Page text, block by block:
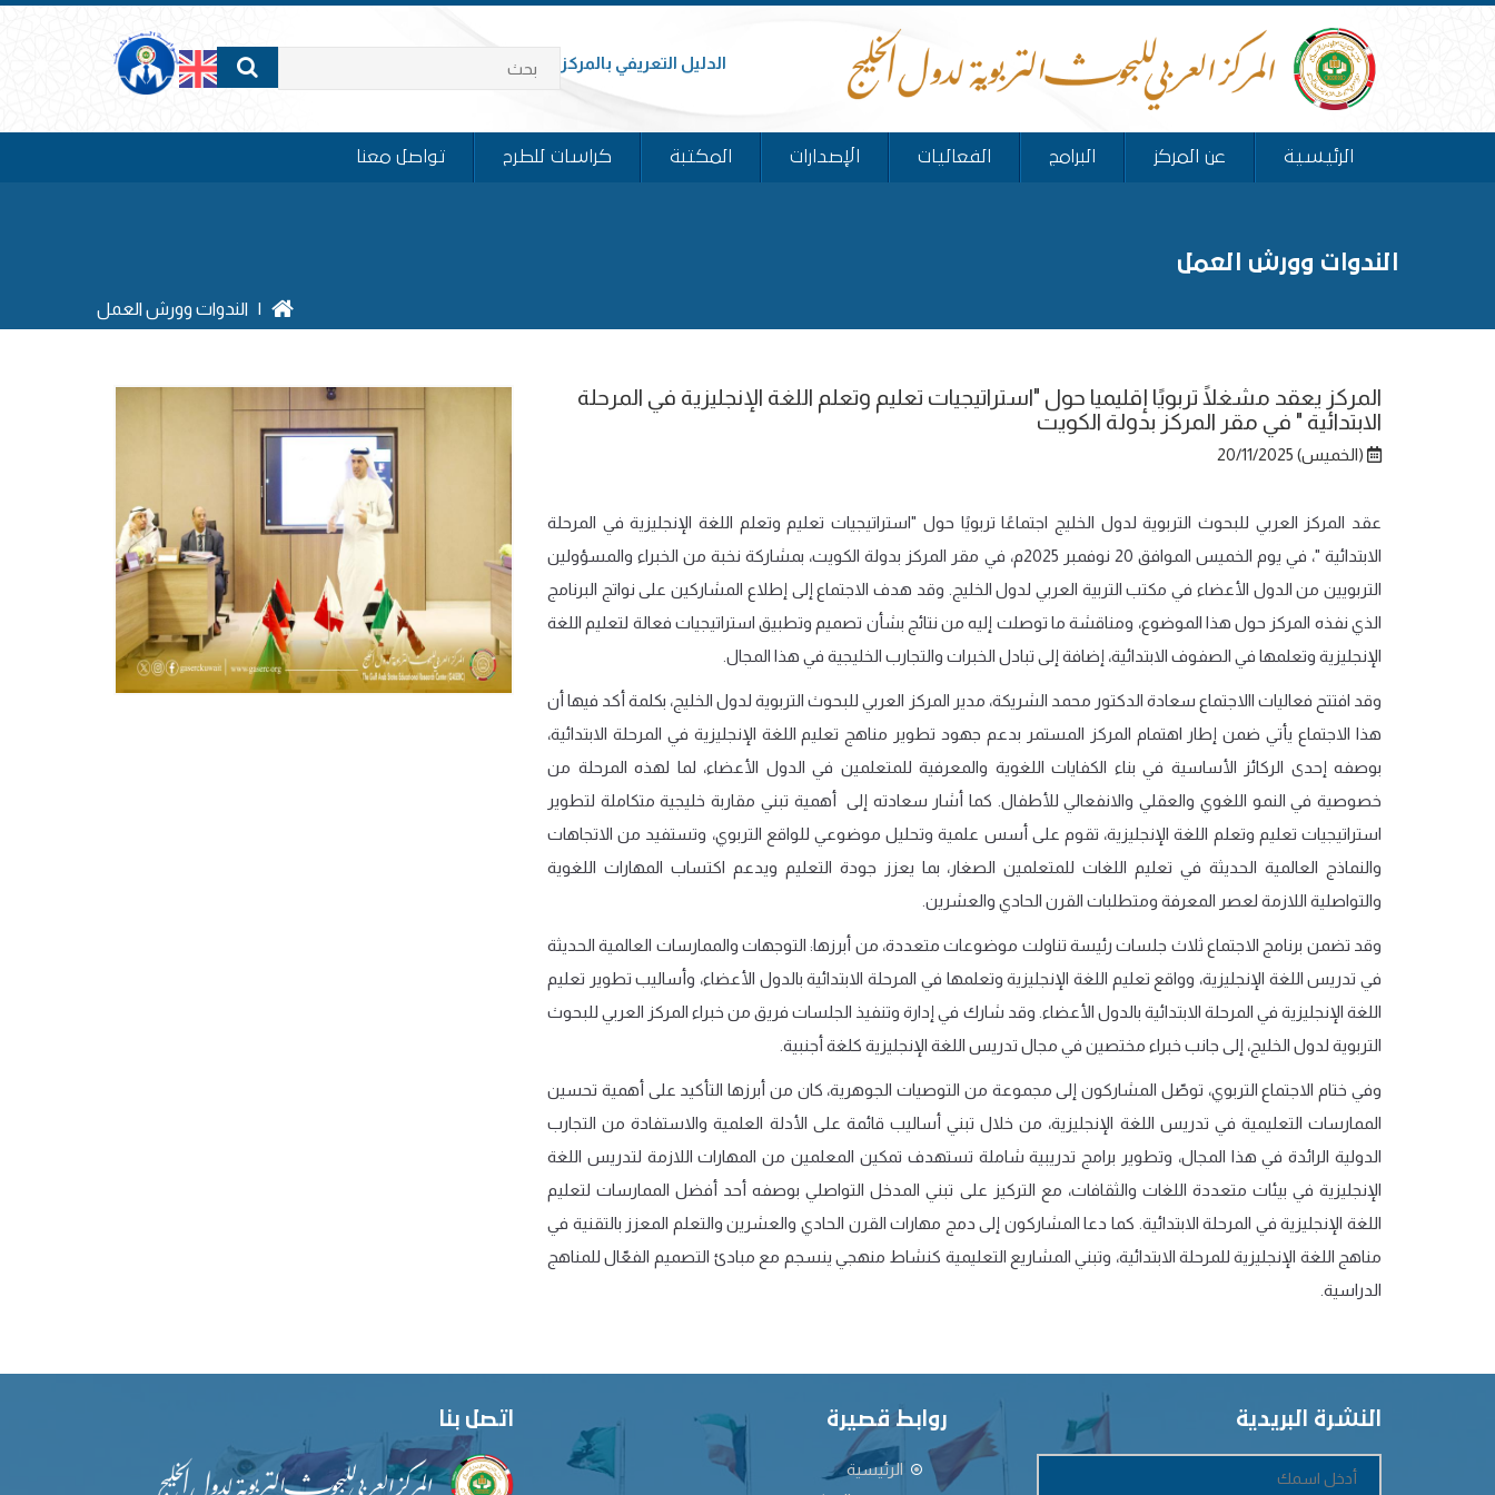
الدليل التعريفي بالمركز
الرئيسية عن المركز البرامج الفعاليات الإصدارات المكتبة كراسات للطرح تواصل معنا
الندوات وورش العمل
| الندوات وورش العمل
المركز يعقد مشغلًا تربويًا إقليميا حول "استراتيجيات تعليم وتعلم اللغة الإنجليزية في المرحلة
الابتدائية " في مقر المركز بدولة الكويت
(الخميس) 20/11/2025
عقد المركز العربي للبحوث التربوية لدول الخليج اجتماعًا تربويًا حول "استراتيجيات تعليم وتعلم اللغة الإنجليزية في المرحلة
الابتدائية "، في يوم الخميس الموافق 20 نوفمبر 2025م، في مقر المركز بدولة الكويت،
بمشاركة نخبة من الخبراء والمسؤولين
التربويين من الدول الأعضاء في مكتب التربية العربي لدول الخليج. وقد هدف الاجتماع إلى إطلاع المشاركين على نواتج البرنامج
الذي نفذه المركز حول هذا الموضوع، ومناقشة ما توصلت إليه من نتائج بشأن تصميم وتطبيق استراتيجيات فعالة لتعليم اللغة
الإنجليزية وتعلمها في الصفوف الابتدائية، إضافة إلى تبادل الخبرات والتجارب الخليجية في هذا المجال.
وقد افتتح فعاليات االاجتماع سعادة الدكتور محمد الشريكة، مدير المركز العربي للبحوث التربوية لدول الخليج، بكلمة أكد فيها أن
هذا الاجتماع يأتي ضمن إطار اهتمام المركز المستمر بدعم جهود تطوير مناهج تعليم اللغة الإنجليزية في المرحلة الابتدائية،
بوصفه إحدى الركائز الأساسية في بناء الكفايات اللغوية والمعرفية للمتعلمين في الدول الأعضاء، لما لهذه المرحلة من
خصوصية في النمو اللغوي والعقلي والانفعالي للأطفال. كما أشار سعادته إلى أهمية تبني مقاربة خليجية متكاملة لتطوير
استراتيجيات تعليم وتعلم اللغة الإنجليزية، تقوم على أسس علمية وتحليل موضوعي للواقع التربوي، وتستفيد من الاتجاهات
والنماذج العالمية الحديثة في تعليم اللغات للمتعلمين الصغار، بما يعزز جودة التعليم ويدعم اكتساب المهارات اللغوية
والتواصلية اللازمة لعصر المعرفة ومتطلبات القرن الحادي والعشرين.
وقد تضمن برنامج الاجتماع ثلاث جلسات رئيسة تناولت موضوعات متعددة، من أبرزها: التوجهات والممارسات العالمية الحديثة
في تدريس اللغة الإنجليزية، وواقع تعليم اللغة الإنجليزية وتعلمها في المرحلة الابتدائية بالدول الأعضاء، وأساليب تطوير تعليم
اللغة الإنجليزية في المرحلة الابتدائية بالدول الأعضاء وقد شارك في إدارة وتنفيذ الجلسات فريق من خبراء المركز العربي للبحوث
التربوية لدول الخليج، إلى جانب خبراء مختصين في مجال تدريس اللغة الإنجليزية كلغة أجنبية
وفي ختام الاجتماعالتربوي، توصّل المشاركون إلى مجموعة من التوصيات الجوهرية، كان من أبرزها التأكيد على أهمية تحسين
الممارسات التعليمية في تدريس اللغة الإنجليزية، من خلال تبني أساليب قائمة على الأدلة العلمية والاستفادة من التجارب
الدولية الرائدة في هذا المجال، وتطوير برامج تدريبية شاملة تستهدف تمكين المعلمين من المهارات اللازمة لتدريس اللغة
الإنجليزية في بيئات متعددة اللغات والثقافات، مع التركيز على تبني المدخل التواصلي بوصفه أحد أفضل الممارسات لتعليم
اللغة الإنجليزية في المرحلة الابتدائية كما دعا المشاركون إلى دمج مهارات القرن الحادي والعشرين والتعلم المعزز بالتقنية في
مناهج اللغة الإنجليزية للمرحلة الابتدائية، وتبني المشاريع التعليمية كنشاط منهجي ينسجم مع مبادئ التصميم الفعّال للمناهج
الدراسية.
اتصل بنا روابط قصيرة
الرئيسية
النشرة البريدية